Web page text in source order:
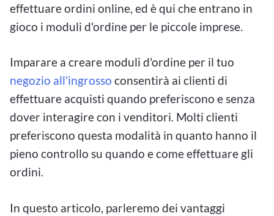
effettuare ordini online, ed è qui che entrano in
gioco i moduli d'ordine per le piccole imprese.
Imparare a creare moduli d'ordine per il tuo
negozio all'ingrosso consentirà ai clienti di
effettuare acquisti quando preferiscono e senza
dover interagire con i venditori. Molti clienti
preferiscono questa modalità in quanto hanno il
pieno controllo su quando e come effettuare gli
ordini.
In questo articolo, parleremo dei vantaggi